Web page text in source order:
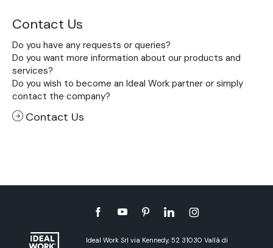
Contact Us
Do you have any requests or queries?
Do you want more information about our products and
services?
Do you wish to become an Ideal Work partner or simply
contact the company?
Contact Us
Ideal Work Srl via Kennedy, 52 31030 Vallà di